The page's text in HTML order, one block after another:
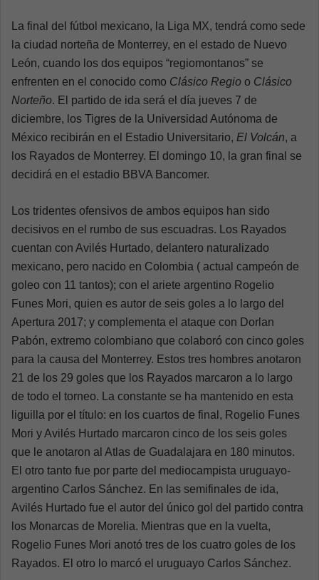
La final del fútbol mexicano, la Liga MX, tendrá como sede
la ciudad norteña de Monterrey, en el estado de Nuevo
León, cuando los dos equipos “regiomontanos” se
enfrenten en el conocido como Clásico Regio o Clásico
Norteño. El partido de ida será el día jueves 7 de
diciembre, los Tigres de la Universidad Autónoma de
México recibirán en el Estadio Universitario, El Volcán, a
los Rayados de Monterrey. El domingo 10, la gran final se
decidirá en el estadio BBVA Bancomer.
Los tridentes ofensivos de ambos equipos han sido
decisivos en el rumbo de sus escuadras. Los Rayados
cuentan con Avilés Hurtado, delantero naturalizado
mexicano, pero nacido en Colombia ( actual campeón de
goleo con 11 tantos); con el ariete argentino Rogelio
Funes Mori, quien es autor de seis goles a lo largo del
Apertura 2017; y complementa el ataque con Dorlan
Pabón, extremo colombiano que colaboró con cinco goles
para la causa del Monterrey. Estos tres hombres anotaron
21 de los 29 goles que los Rayados marcaron a lo largo
de todo el torneo. La constante se ha mantenido en esta
liguilla por el título: en los cuartos de final, Rogelio Funes
Mori y Avilés Hurtado marcaron cinco de los seis goles
que le anotaron al Atlas de Guadalajara en 180 minutos.
El otro tanto fue por parte del mediocampista uruguayo-
argentino Carlos Sánchez. En las semifinales de ida,
Avilés Hurtado fue el autor del único gol del partido contra
los Monarcas de Morelia. Mientras que en la vuelta,
Rogelio Funes Mori anotó tres de los cuatro goles de los
Rayados. El otro lo marcó el uruguayo Carlos Sánchez.